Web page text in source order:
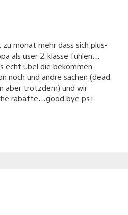
monat mehr dass sich plus-
als user 2. klasse fühlen…
echt übel die bekommen
noch und andre sachen (dead
aber trotzdem) und wir
rabatte…good bye ps+